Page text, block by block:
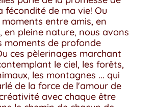
fécondité de ma vie! Ou
entre amis, en
en pleine nature, nous avons
moments de profonde
ces pèlerinages marchant
le ciel, les forêts,
les montagnes ... qui
de la force de l'amour de
avec chaque être